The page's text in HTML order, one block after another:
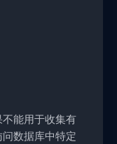
能用于收集有
数据库中特定